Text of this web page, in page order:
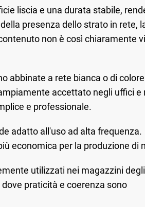
liscia e una durata stabile,
presenza dello strato in rete,
non è così chiaramente
abbinate a rete bianca o di
accettato negli uffici e
e professionale.
adatto all'uso ad alta frequenza.
economica per la produzione di
utilizzati nei magazzini
praticità e coerenza sono